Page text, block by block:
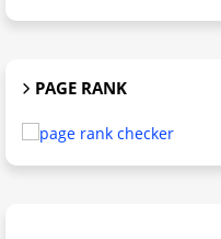
PAGE RANK